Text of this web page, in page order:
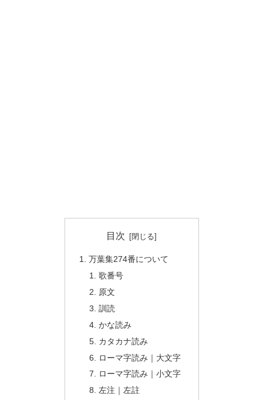
目次
万葉集274番について
歌番号
原文
訓読
かな読み
カタカナ読み
ローマ字読み｜大文字
ローマ字読み｜小文字
左注｜左註